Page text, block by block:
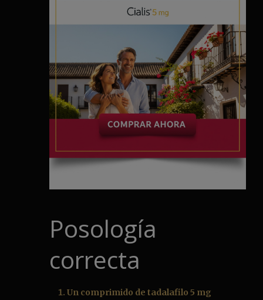
Posología
correcta
Un comprimido de tadalafilo 5 mg